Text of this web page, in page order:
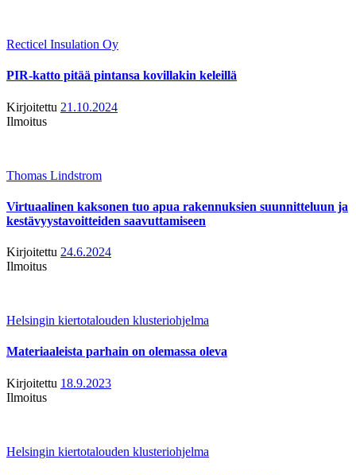
Recticel Insulation Oy
PIR-katto pitää pintansa kovillakin keleillä
Kirjoitettu 21.10.2024
Ilmoitus
Thomas Lindstrom
Virtuaalinen kaksonen tuo apua rakennuksien suunnitteluun ja
kestävyystavoitteiden saavuttamiseen
Kirjoitettu 24.6.2024
Ilmoitus
Helsingin kiertotalouden klusteriohjelma
Materiaaleista parhain on olemassa oleva
Kirjoitettu 18.9.2023
Ilmoitus
Helsingin kiertotalouden klusteriohjelma